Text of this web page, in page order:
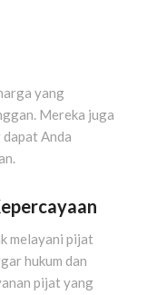
yang
Mereka juga
Anda
melayani pijat
hukum dan
pijat yang